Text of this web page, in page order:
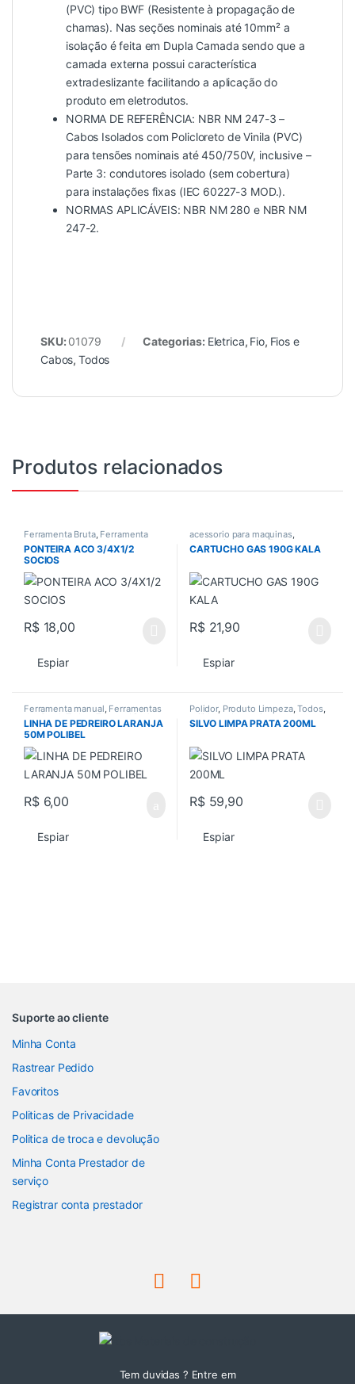
(PVC) tipo BWF (Resistente à propagação de
chamas). Nas seções nominais até 10mm² a
isolação é feita em Dupla Camada sendo que a
camada externa possui característica
extradeslizante facilitando a aplicação do
produto em eletrodutos.
NORMA DE REFERÊNCIA: NBR NM 247-3 –
Cabos Isolados com Policloreto de Vinila (PVC)
para tensões nominais até 450/750V, inclusive –
Parte 3: condutores isolado (sem cobertura)
para instalações fixas (IEC 60227-3 MOD.).
NORMAS APLICÁVEIS: NBR NM 280 e NBR NM
247-2.
SKU: 01079 Categorias: Eletrica, Fio, Fios e
Cabos,Todos
Produtos relacionados
Ferramenta Bruta, Ferramenta
manual,Ferramentas,
Ferramentas em Geral, Todos
PONTEIRA ACO 3/4X1/2
SOCIOS
R$18,00
Espiar
acessorio para maquinas,
Acessorios gerais, Todos
CARTUCHO GAS 190G KALA
R$21,90
Espiar
Ferramenta manual Ferramentas
em Geral Trena e Nivel
LINHA DE PEDREIRO LARANJA
50M POLIBEL
R$6,00
Espiar
Polidor, Produto Limpeza,Todos,
utilidade domestica
SILVO LIMPA PRATA 200ML
R$59,90
Espiar
Suporte ao cliente
Minha Conta
Rastrear Pedido
Favoritos
Politicas de Privacidade
Politica de troca e devolução
Minha Conta Prestador de
serviço
Registrar conta prestador
Tem duvidas ? Entre em